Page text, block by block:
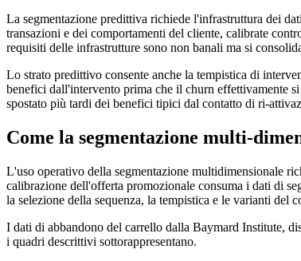
La segmentazione predittiva richiede l'infrastruttura dei
transazioni e dei comportamenti del cliente, calibrate
requisiti delle infrastrutture sono non banali ma si
Lo strato predittivo consente anche la tempistica di
benefici dall'intervento prima che il churn effettivamente
spostato più tardi dei benefici tipici dal contatto di ri-
Come la segmentazione multi-
L'uso operativo della segmentazione multidimensionale
calibrazione dell'offerta promozionale consuma i dati di
la selezione della sequenza, la tempistica e le varianti del
I dati di abbandono del carrello dalla Baymard Institute,
i quadri descrittivi sottorappresentano.